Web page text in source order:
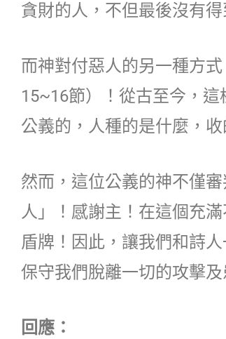
貪財的人，不但最後沒有
而神對付惡人的另一種方
15~16節）！從古至今，
公義的，人種的是什麼，
然而，這位公義的神不僅
人」！感謝主！在這個充
盾牌！因此，讓我們和詩
保守我們脫離一切的攻擊及
回應：